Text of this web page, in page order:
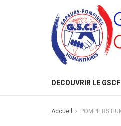
DECOUVRIR LE GSCF
Accueil POMPIERS